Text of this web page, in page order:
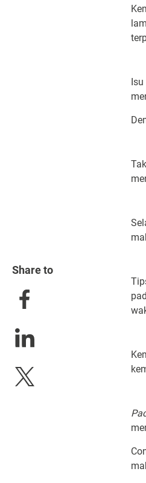
Share to